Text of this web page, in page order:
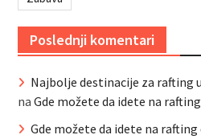
Poslednji komentari
Najbolje destinacije za rafting
na Gde možete da idete na
Gde možete da idete na